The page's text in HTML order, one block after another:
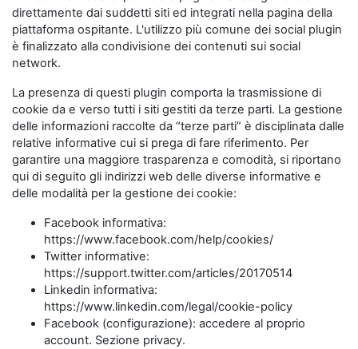
direttamente dai suddetti siti ed integrati nella pagina della
piattaforma ospitante. L'utilizzo più comune dei social plugin
è finalizzato alla condivisione dei contenuti sui social
network.
La presenza di questi plugin comporta la trasmissione di
cookie da e verso tutti i siti gestiti da terze parti. La gestione
delle informazioni raccolte da “terze parti” è disciplinata dalle
relative informative cui si prega di fare riferimento. Per
garantire una maggiore trasparenza e comodità, si riportano
qui di seguito gli indirizzi web delle diverse informative e
delle modalità per la gestione dei cookie:
Facebook informativa:
https://www.facebook.com/help/cookies/
Twitter informative:
https://support.twitter.com/articles/20170514
Linkedin informativa:
https://www.linkedin.com/legal/cookie-policy
Facebook (configurazione): accedere al proprio
account. Sezione privacy.